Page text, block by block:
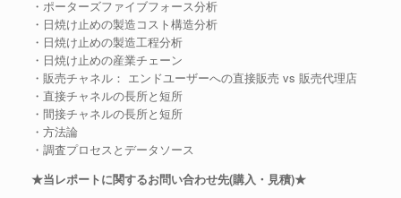
・ポーターズファイブフォース分析
・日焼け止めの製造コスト構造分析
・日焼け止めの製造工程分析
・日焼け止めの産業チェーン
・販売チャネル： エンドユーザーへの直接販売 vs 販売代理店
・直接チャネルの長所と短所
・間接チャネルの長所と短所
・方法論
・調査プロセスとデータソース
★当レポートに関するお問い合わせ先(購入・見積)★